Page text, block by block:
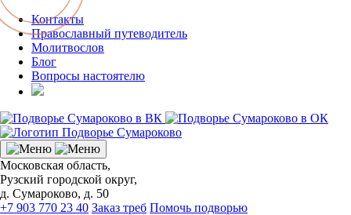
Контакты
Православный путеводитель
Молитвослов
Блог
Вопросы настоятелю
Московская область,
Рузский городской округ,
д. Сумароково, д. 50
+7 903 770 23 40 Заказ треб Помочь подворью